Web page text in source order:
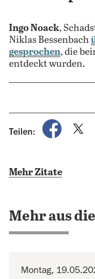
Ingo Noack,
Niklas Bessenbach
gesprochen, die
entdeckt wurden.
Teilen:
auf
Mehr Zitate
Mehr aus
Montag,